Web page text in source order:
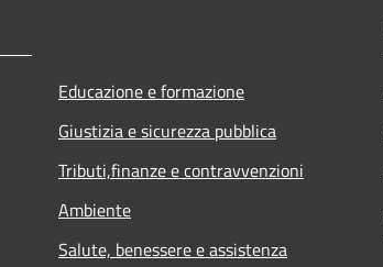
Educazione e formazione
Giustizia e sicurezza pubblica
Tributi,finanze e contravvenzioni
Ambiente
Salute, benessere e assistenza